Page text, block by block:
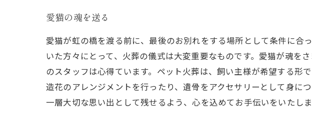
愛猫の魂を送る
愛猫が虹の橋を渡る前に、最後のお別れをする場所として条件に合
いた方々にとって、火葬の儀式は大変重要なものです。愛猫が魂を
のスタッフは心得ています。ペット火葬は、飼い主様が希望する形
造花のアレンジメントを行ったり、遺骨をアクセサリーとして身に
一層大切な思い出として残せるよう、心を込めてお手伝いをいたしま